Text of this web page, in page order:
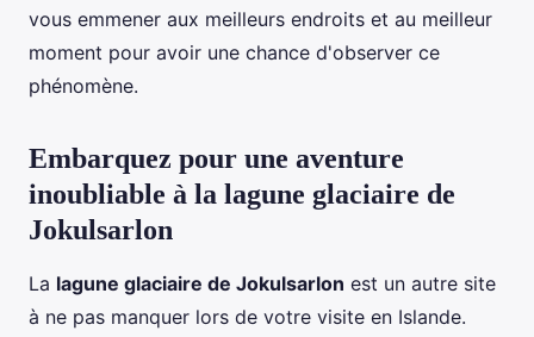
vous emmener aux meilleurs endroits et au meilleur
moment pour avoir une chance d'observer ce
phénomène.
Embarquez pour une aventure
inoubliable à la lagune glaciaire de
Jokulsarlon
La lagune glaciaire de Jokulsarlon est un autre site
à ne pas manquer lors de votre visite en Islande.